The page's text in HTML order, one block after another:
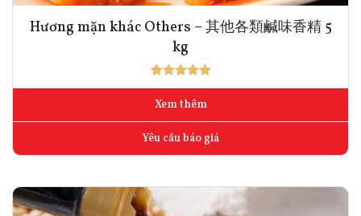
Hương mặn khác Others – 其他各類鹹味香精 5
kg
Xem thêm
Yêu cầu báo giá